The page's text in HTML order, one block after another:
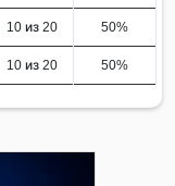
10 из 20 50%
10 из 20 50%